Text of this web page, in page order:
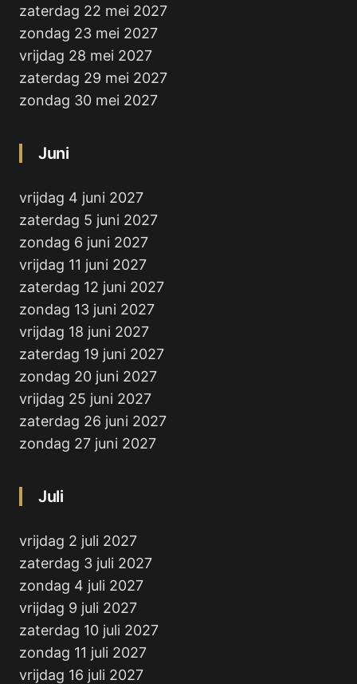
zaterdag 22 mei 2027
zondag 23 mei 2027
vrijdag 28 mei 2027
zaterdag 29 mei 2027
zondag 30 mei 2027
Juni
vrijdag 4 juni 2027
zaterdag 5 juni 2027
zondag 6 juni 2027
vrijdag 11 juni 2027
zaterdag 12 juni 2027
zondag 13 juni 2027
vrijdag 18 juni 2027
zaterdag 19 juni 2027
zondag 20 juni 2027
vrijdag 25 juni 2027
zaterdag 26 juni 2027
zondag 27 juni 2027
Juli
vrijdag 2 juli 2027
zaterdag 3 juli 2027
zondag 4 juli 2027
vrijdag 9 juli 2027
zaterdag 10 juli 2027
zondag 11 juli 2027
vrijdag 16 juli 2027